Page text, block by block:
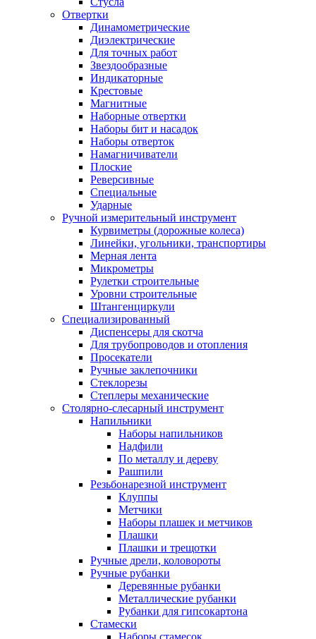
Отвертки
Динамометрические
Диэлектрические
Для точных работ
Звездообразные
Индикаторные
Крестовые
Магнитные
Наборные отвертки
Наборы бит и насадок
Наборы отверток
Намагничиватели
Плоские
Реверсивные
Специальные
Ударные
Ручной измерительный инструмент
Курвиметры (дорожные колеса)
Линейки, угольники, транспортиры
Мерная лента
Микрометры
Рулетки строительные
Уровни строительные
Штангенциркули
Специализированный
Диспенсеры для скотча
Для трубопроводов и отопления
Просекатели
Ручные заклепочники
Стеклорезы
Степлеры механические
Столярно-слесарный инструмент
Напильники
Наборы напильников
Надфили
По металлу и дереву
Рашпили
Резьбонарезной инструмент
Клуппы
Метчики
Наборы плашек и метчиков
Плашки
Плашки и трещотки
Ручные дрели, коловороты
Ручные рубанки
Деревянные рубанки
Металлические рубанки
Рубанки для гипсокартона
Стамески
Наборы стамесок